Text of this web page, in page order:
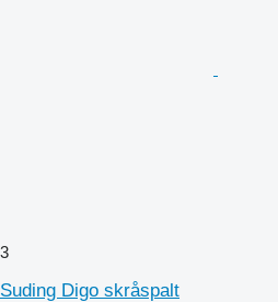
3
Suding Digo skråspalt